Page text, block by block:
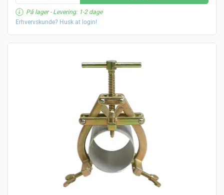
På lager- Levering: 1-2 dage
Erhvervskunde? Husk at login!